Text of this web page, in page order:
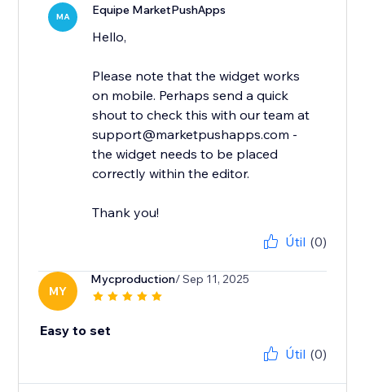
MA Equipe MarketPushApps
Hello,
Please note that the widget works
on mobile. Perhaps send a quick
shout to check this with our team at
support@marketpushapps.com -
the widget needs to be placed
correctly within the editor.
Thank you!
Útil (0)
MY
Mycproduction/ Sep 11, 2025
Easy to set
Útil (0)